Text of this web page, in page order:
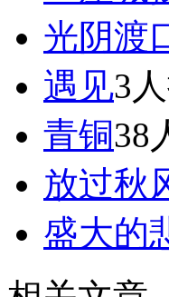
光阴渡
遇见3
青铜38
放过秋
盛大的